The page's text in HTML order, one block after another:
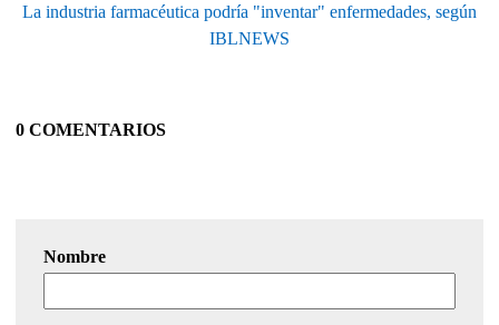
La industria farmacéutica podría "inventar" enfermedades, según
IBLNEWS
0 COMENTARIOS
Nombre